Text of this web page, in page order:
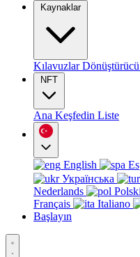
Kaynaklar
KılavuzlarDönüştürücü
NFT
Ana Keşfedin Liste
English
Українська
Nederlands
Polski
Français
Italiano
Başlayın